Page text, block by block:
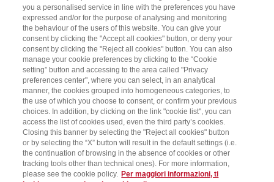
you a personalised service in line with the preferences you have
expressed and/or for the purpose of analysing and monitoring
the behaviour of the users of this website. You can give your
consent by clicking the "Accept all cookies" button, or deny your
consent by clicking the "Reject all cookies" button. You can also
manage your cookie preferences by clicking to the “Cookie
setting” button and accessing to the area called "Privacy
preferences center", where you can select, in an analytical
manner, the cookies grouped into homogeneous categories, to
the use of which you choose to consent, or confirm your previous
choices. In addition, by clicking on the link "cookie list", you can
access the list of cookies used, even the third party’s cookies.
Closing this banner by selecting the "Reject all cookies" button
or by selecting the “X” button will result in the default settings (i.e.
the continuation of browsing in the absence of cookies or other
tracking tools other than technical ones). For more information,
please see the cookie policy. Per maggiori informazioni, ti